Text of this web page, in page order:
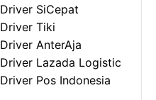
Driver SiCepat
Driver Tiki
Driver AnterAja
Driver Lazada Logistic
Driver Pos Indonesia